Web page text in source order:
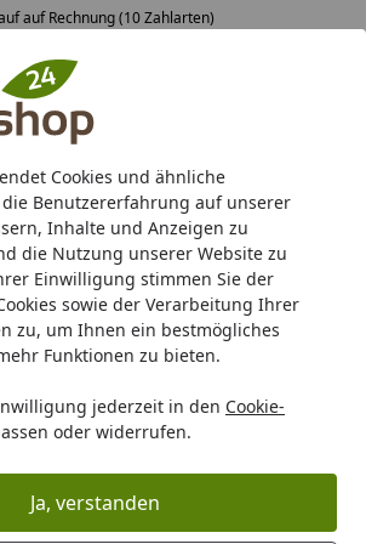
Cookies und ähnliche
Benutzererfahrung auf unserer
Inhalte und Anzeigen zu
die Nutzung unserer Website zu
Einwilligung stimmen Sie der
sowie der Verarbeitung Ihrer
zu, um Ihnen ein bestmögliches
Funktionen zu bieten.
jederzeit in den Cookie-
oder widerrufen.
Ja, verstanden
auf Rechnung (10 Zahlarten)
gratis Sandfilteranlage & Pool-
(Gesamtwert bis 468,99€)
DICK Dick Weiteres Besteck &
Besteck &